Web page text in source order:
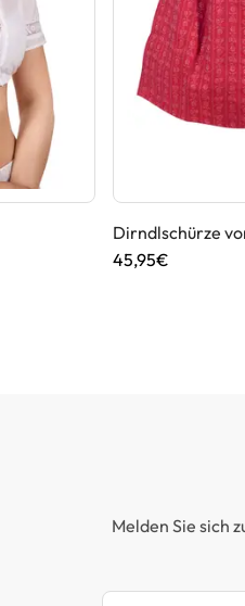
Dirndlschürze
45,95€
Melden Sie sich